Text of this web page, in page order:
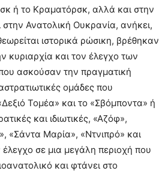
ή το Κραματόρσκ, αλλά και στην
Ανατολική Ουκρανία, ανήκει,
ιστορικά ρώσικη, βρέθηκαν
κυριαρχία και τον έλεγχο των
ασκούσαν την πραγματική
ομάδες που
Τομέα» και το «Σβόμποντα» ή
και ιδιωτικές, «Αζόφ»,
«Σάντα Μαρία», «Ντνιπρό» και
σε μια μεγάλη περιοχή που
και φτάνει στο